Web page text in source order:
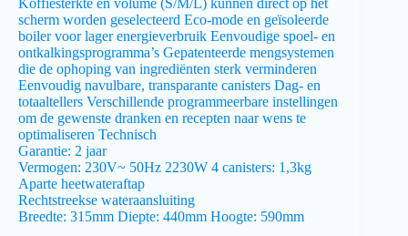
Koffiesterkte en volume (S/M/L) kunnen direct op het
scherm worden geselecteerd Eco-mode en geïsoleerde
boiler voor lager energieverbruik Eenvoudige spoel- en
ontkalkingsprogramma’s Gepatenteerde mengsystemen
die de ophoping van ingrediënten sterk verminderen
Eenvoudig navulbare, transparante canisters Dag- en
totaaltellers Verschillende programmeerbare instellingen
om de gewenste dranken en recepten naar wens te
optimaliseren Technisch
Garantie: 2 jaar
Vermogen: 230V~ 50Hz 2230W 4 canisters: 1,3kg
Aparte heetwateraftap
Rechtstreekse wateraansluiting
Breedte: 315mm Diepte: 440mm Hoogte: 590mm